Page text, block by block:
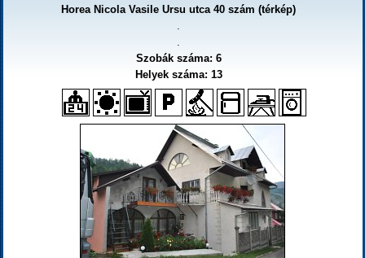
Horea Nicola Vasile Ursu utca 40 szám (térkép)
.
.
Szobák száma: 6
Helyek száma: 13